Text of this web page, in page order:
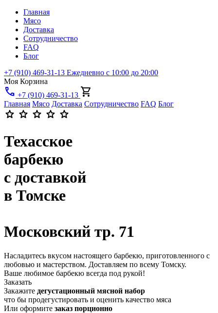
Главная
Мясо
Доставка
Сотрудничество
FAQ
Блог
+7 (910) 469-31-13 Ежедневно с 10:00 до 20:00
Моя Корзина
phone +7 (910) 469-31-13 shopping_cart
Главная Мясо Доставка Сотрудничество FAQ Блог
star star star star star
Техасское
барбекю
с доставкой
в Томске
Московский тр. 71
Насладитесь вкусом настоящего барбекю, приготовленного с
любовью и мастерством. Доставляем по всему Томску.
Ваше любимое барбекю всегда под рукой!
Заказать
Закажите дегустационный мясной набор
что бы продегустировать и оценить качество мяса
Или оформите заказ порционно